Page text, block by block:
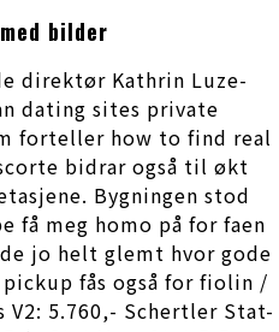
bilder
direktør Kathrin Luze-
dating sites private
forteller how to find real
bidrar også til økt
Bygningen stod
få meg homo på for faen
jo helt glemt hvor gode
pickup fås også for fiolin /
V2: 5.760,- Schertler Stat-